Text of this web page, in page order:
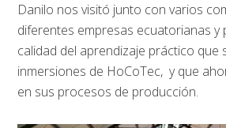
Danilo nos visitó junto con varios
diferentes empresas ecuatorianas y
calidad del aprendizaje práctico que
inmersiones de HoCoTec, y que
en sus procesos de producción.